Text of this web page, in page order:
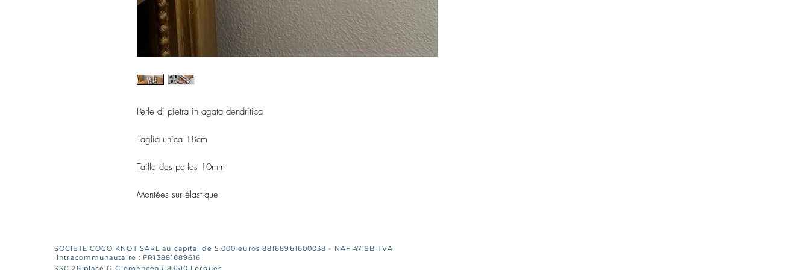
Perle di pietra in agata dendritica
Taglia unica 18cm
Taille des perles 10mm
Montées sur élastique
SOCIETE COCO KNOT SARL au capital de 5 000 euros 88168961600038 - NAF 4719B TVA
iintracommunautaire : FR13881689616
SSC 28 place G Clémenceau 83510 Lorgues